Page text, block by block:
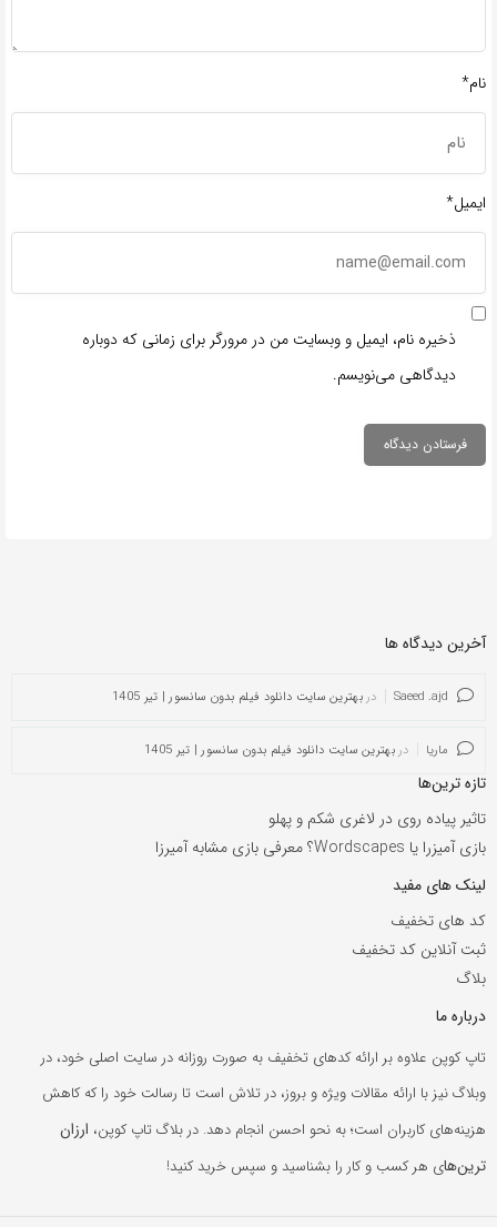
نام*
ایمیل*
ذخیره نام، ایمیل و وبسایت من در مرورگر برای زمانی که دوباره
دیدگاهی می‌نویسم.
آخرین دیدگاه ها
Saeed .ajd در بهترین سایت دانلود فیلم بدون سانسور | تیر 1405
ماریا در بهترین سایت دانلود فیلم بدون سانسور | تیر 1405
تازه ترین‌ها
تاثیر پیاده روی در لاغری شکم و پهلو
بازی آمیزرا یا Wordscapes؟ معرفی بازی مشابه آمیرزا
لینک های مفید
کد های تخفیف
ثبت آنلاین کد تخفیف
بلاگ
درباره ما
تاپ کوپن علاوه بر ارائه کدهای تخفیف به صورت روزانه در سایت اصلی خود، در
وبلاگ نیز با ارائه مقالات ویژه و بروز، در تلاش است تا رسالت خود را که کاهش
هزینه‌های کاربران است؛ به نحو احسن انجام دهد. در بلاگ تاپ کوپن، ارزان
ترین‌های هر کسب و کار را بشناسید و سپس خرید کنید!